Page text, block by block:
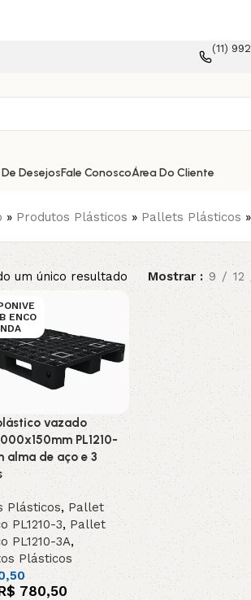
(11)
DesejosFale ConoscoÁrea Do Cliente
» Produtos Plásticos » Pallets Plásticos »
um único resultado Mostrar 9 12
ENCO
vazado
PL1210-
alma de aço e 3
Plásticos, Pallet
PL1210-3, Pallet
PL1210-3A,
Plásticos
780,50